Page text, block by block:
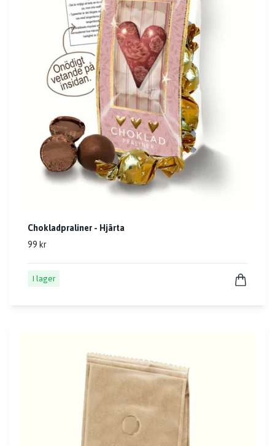
Chokladpraliner - Hjärta
99 kr
I lager